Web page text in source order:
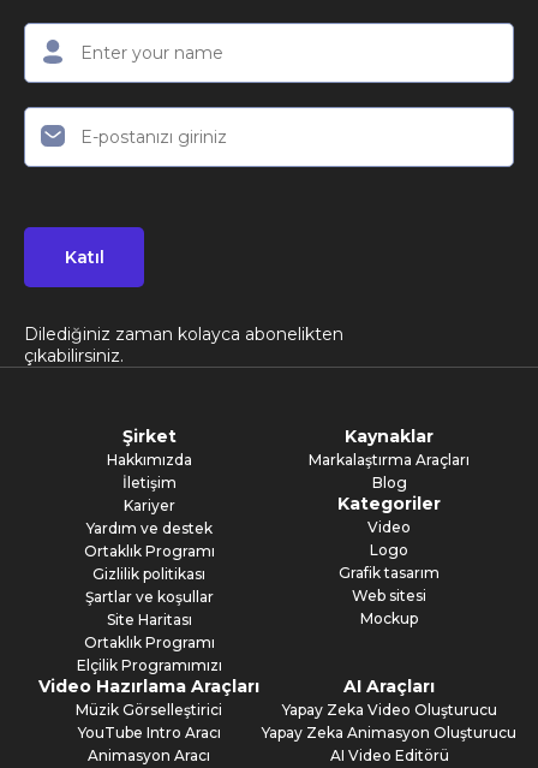
Katıl
Dilediğiniz zaman kolayca abonelikten
çıkabilirsiniz.
Şirket
Hakkımızda
İletişim
Kariyer
Yardım ve destek
Ortaklık Programı
Gizlilik politikası
Şartlar ve koşullar
Site Haritası
Ortaklık Programı
Elçilik Programımızı
Kaynaklar
Markalaştırma Araçları
Blog
Kategoriler
Video
Logo
Grafik tasarım
Web sitesi
Mockup
Video Hazırlama Araçları
Müzik Görselleştirici
YouTube Intro Aracı
Animasyon Aracı
AI Araçları
Yapay Zeka Video Oluşturucu
Yapay Zeka Animasyon Oluşturucu
AI Video Editörü